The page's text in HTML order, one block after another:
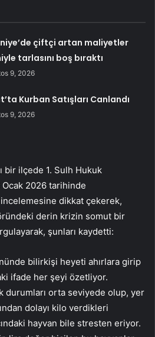
çiftçi artan maliyetler
tarlasını boş bıraktı
9, 2026
Kurban Satışları Canlandı
9, 2026
bir ilçede 1. Sulh Hukuk
Ocak 2026 tarihinde
dikkat çekerek,
derin krizin somut bir
şunları kaydetti:
bilirkişi heyeti ahırlara girip
ifade her şeyi özetliyor.
durumları orta seviyede olup, yer
dolayı kilo verdikleri
hayvan bile stresten eriyor.